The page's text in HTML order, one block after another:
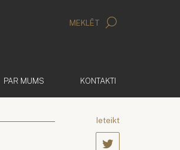
MEKLĒT
PAR MUMS KONTAKTI
Ieteikt